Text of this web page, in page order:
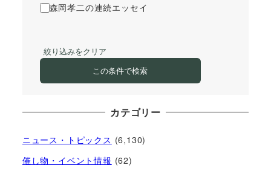
森岡孝二の連続エッセイ
絞り込みをクリア
この条件で検索
カテゴリー
ニュース・トピックス (6,130)
催し物・イベント情報 (62)